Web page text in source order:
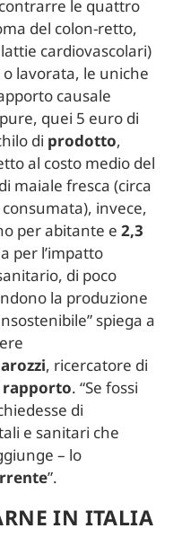
le quattro
del colon-retto,
cardiovascolari)
lavorata, le uniche
causale
quei 5 euro di
di prodotto,
al costo medio del
maiale fresca (circa
invece,
per abitante e 2,3
per l’impatto
di poco
la produzione
spiega a
, ricercatore di
rapporto. “Se fossi
di
e sanitari che
– lo
”.
IN ITALIA